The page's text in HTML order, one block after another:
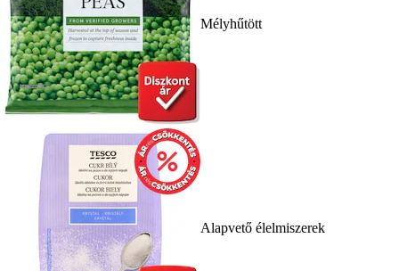
Mélyhűtött
Alapvető élelmiszerek